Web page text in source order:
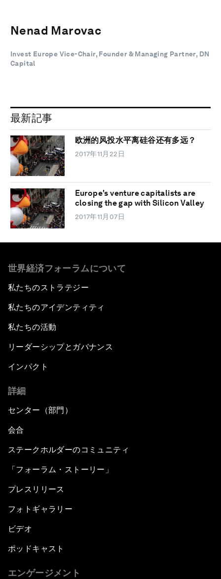
Nenad Marovac
Invest Europe Vice-Chair, Founder & Managing Partner, DN
Capital
最新記事
欧洲的风投水平离硅谷还有多远？
2017年11月22日
Europe's venture capitalists are
closing the gap with Silicon Valley
2017年11月07日
世界経済フォーラムについて
私たちのストラテジー
私たちのアイデンティティ
私たちの活動
リーダーシップとガバナンス
インパクト
詳細
センター（部門）
会合
ステークホルダーのコミュニティ
「フォーラム・ストーリー」
プレスリリース
フォトギャラリー
ビデオ
ポッドキャスト
エンゲージメント